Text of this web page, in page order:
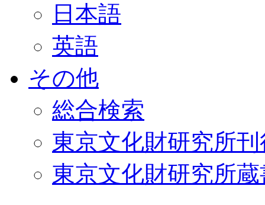
日本語
英語
その他
総合検索
東京文化財研究所
東京文化財研究所